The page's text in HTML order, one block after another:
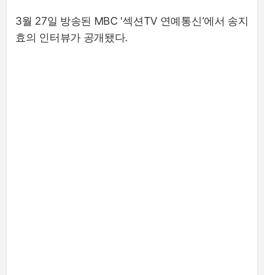
3월 27일 방송된 MBC '섹션TV 연예통신‘에서 송지
효의 인터뷰가 공개됐다.